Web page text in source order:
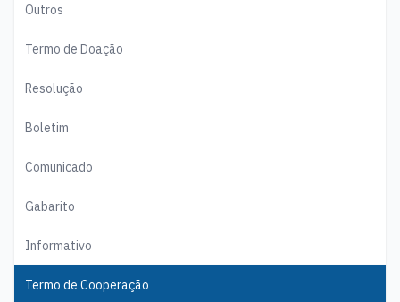
Outros
Termo de Doação
Resolução
Boletim
Comunicado
Gabarito
Informativo
Termo de Cooperação